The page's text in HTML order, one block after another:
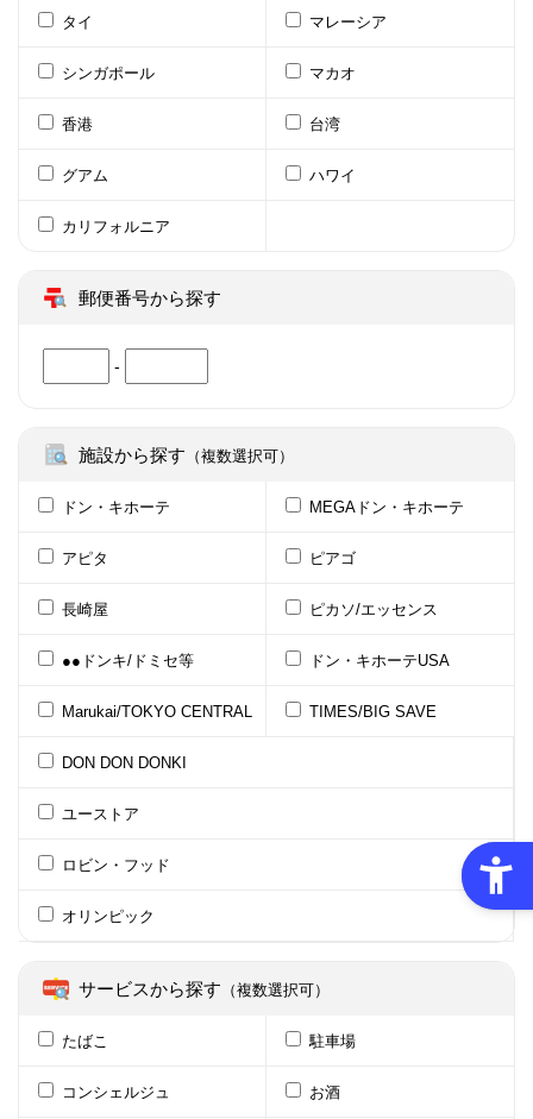
タイ マレーシア
シンガポール マカオ
香港 台湾
グアム ハワイ
カリフォルニア
郵便番号から探す
-
施設から探す （複数選択可）
ドン・キホーテ MEGAドン・キホーテ
アピタ ピアゴ
長崎屋 ピカソ/エッセンス
●●ドンキ/ドミセ等 ドン・キホーテUSA
Marukai/TOKYO CENTRAL TIMES/BIG SAVE
DON DON DONKI
ユーストア
ロビン・フッド
オリンピック
サービスから探す （複数選択可）
たばこ 駐車場
コンシェルジュ お酒